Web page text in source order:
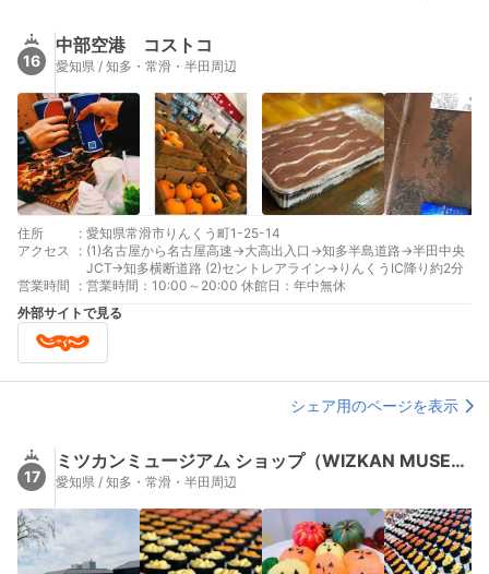
16
中部空港 コストコ
愛知県 / 知多・常滑・半田周辺
住所 : 愛知県常滑市りんくう町1-25-14
アクセス
: (1)名古屋から名古屋高速→大高出入口→知多半島道路→半田中央
JCT→知多横断道路 (2)セントレアライン→りんくうIC降り約2分
営業時間
: 営業時間：10:00～20:00 休館日：年中無休
外部サイトで見る
シェア用のページを表示
17
ミツカンミュージアム ショップ（WIZKAN MUSEUM ショップ）
愛知県 / 知多・常滑・半田周辺